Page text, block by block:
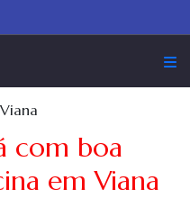
com boa
em Viana